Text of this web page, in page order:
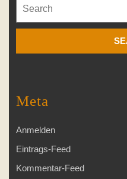
for:
Meta
Anmelden
Eintrags-Feed
Kommentar-Feed